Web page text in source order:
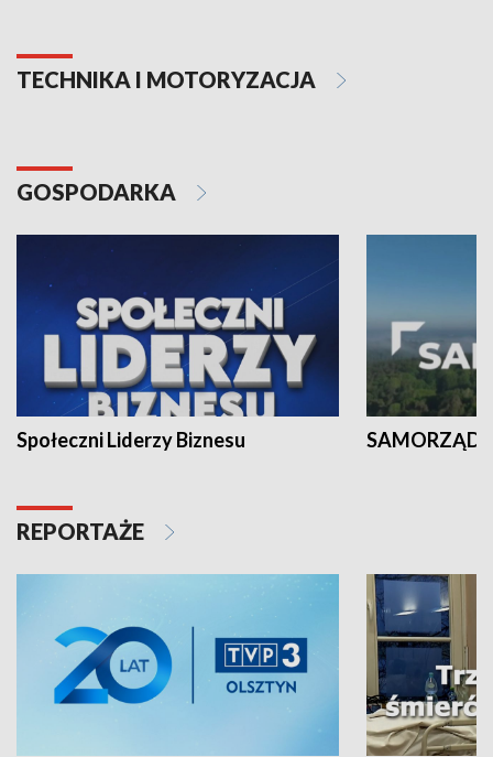
TECHNIKA I MOTORYZACJA
GOSPODARKA
Społeczni Liderzy Biznesu SAMORZĄD
REPORTAŻE